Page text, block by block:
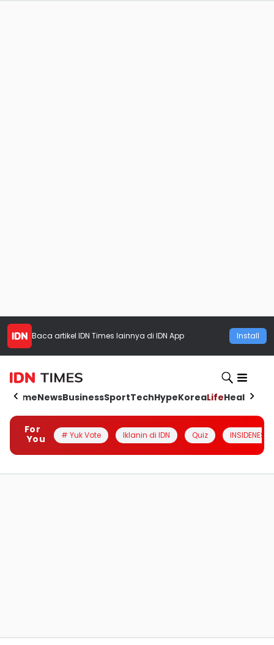
Baca artikel IDN Times lainnya di IDN App Install
HomeNewsBusinessSportTechHypeKoreaLifeHealth
For
You
# Yuk Vote Iklanin di IDN Quiz INSIDENESIA